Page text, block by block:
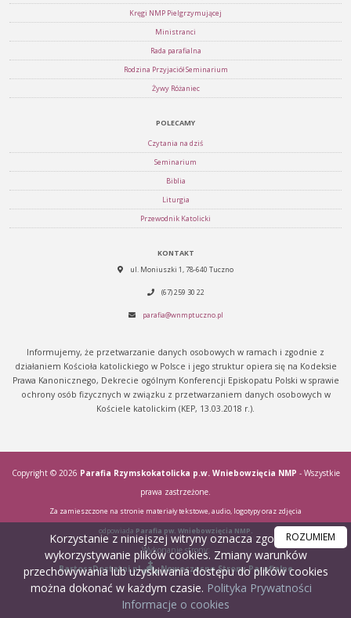
Kręgi NMP Pielgrzymującej
Ministranci
Rada parafialna
Rodzina Przyjaciół Seminarium
Żywy Różaniec
POLECAMY
Czytania na dziś
Seminarium
Biblia
Liturgia
Przewodnik Katolicki
KONTAKT
ul. Moniuszki 1, 78-640 Tuczno
(67) 259 30 22
parafia@wnmptuczno.pl
Informujemy, że przetwarzanie danych osobowych w ramach i zgodnie z
działaniem Kościoła katolickiego w Polsce i jego struktur opiera się na Kodeksie
Prawa Kanonicznego, Dekrecie ogólnym Konferencji Episkopatu Polski w sprawie
ochrony osób fizycznych w związku z przetwarzaniem danych osobowych w
Kościele katolickim (KEP, 13.03.2018 r.).
Copyright © 2026 Parafia Rzymskokatolicka p.w. Wniebowzięcia NMP - Wszystkie
prawa zastrzeżone.
Za zamieszczone na stronie materiały tekstowe, audio, logotypy oraz zdjęcia
odpowiada Parafia pw. Wniebowzięcia NMP.
Wykonanie strony:
BartoszDostatni.pl
Nowoczesne Strony Parafialne
Korzystanie z niniejszej witryny oznacza zgodę na
wykorzystywanie plików cookies. Zmiany warunków
przechowywania lub uzyskiwania dostępu do plików cookies
można dokonać w każdym czasie. Polityka Prywatności
Informacje o cookies
ROZUMIEM